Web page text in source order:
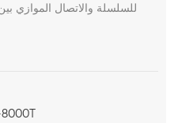
للسلسلة والاتصال الموازي